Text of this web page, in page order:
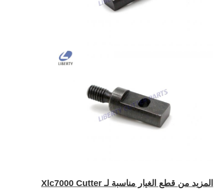
المزيد من قطع الغيار مناسبة لـ Xlc7000 Cutter